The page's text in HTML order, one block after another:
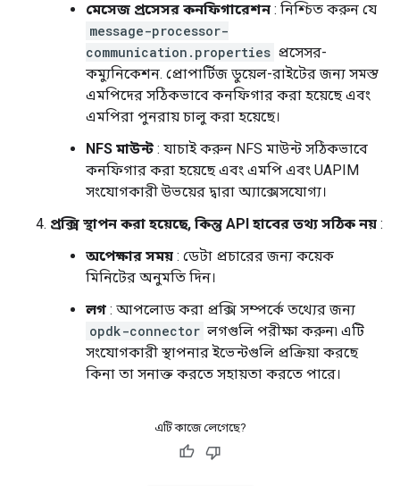
মেসেজ প্রসেসর কনফিগারেশন : নিশ্চিত করুন যে
message-processor-
communication.properties প্রসেসর-
কম্যুনিকেশন. প্রোপার্টিজ ডুয়েল-রাইটের জন্য সমস্ত
এমপিদের সঠিকভাবে কনফিগার করা হয়েছে এবং
এমপিরা পুনরায় চালু করা হয়েছে।
NFS মাউন্ট : যাচাই করুন NFS মাউন্ট সঠিকভাবে
কনফিগার করা হয়েছে এবং এমপি এবং UAPIM
সংযোগকারী উভয়ের দ্বারা অ্যাক্সেসযোগ্য।
প্রক্সি স্থাপন করা হয়েছে, কিন্তু API হাবের তথ্য সঠিক নয় :
অপেক্ষার সময় : ডেটা প্রচারের জন্য কয়েক
মিনিটের অনুমতি দিন।
লগ : আপলোড করা প্রক্সি সম্পর্কে তথ্যের জন্য
opdk-connector লগগুলি পরীক্ষা করুন৷ এটি
সংযোগকারী স্থাপনার ইভেন্টগুলি প্রক্রিয়া করছে
কিনা তা সনাক্ত করতে সহায়তা করতে পারে।
এটি কাজে লেগেছে?